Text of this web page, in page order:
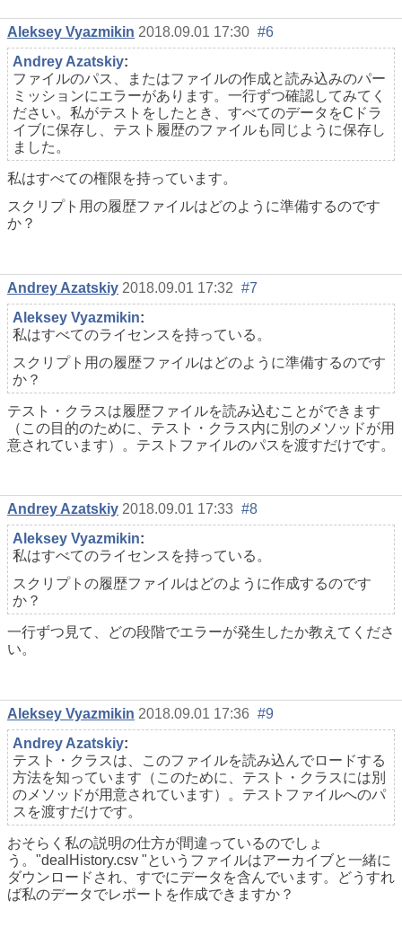
Aleksey Vyazmikin 2018.09.01 17:30 #6
Andrey Azatskiy:
ファイルのパス、またはファイルの作成と読み込みのパー
ミッションにエラーがあります。一行ずつ確認してみてく
ださい。私がテストをしたとき、すべてのデータをCドラ
イブに保存し、テスト履歴のファイルも同じように保存し
ました。
私はすべての権限を持っています。
スクリプト用の履歴ファイルはどのように準備するのです
か？
Andrey Azatskiy 2018.09.01 17:32 #7
Aleksey Vyazmikin:
私はすべてのライセンスを持っている。
スクリプト用の履歴ファイルはどのように準備するのです
か？
テスト・クラスは履歴ファイルを読み込むことができます
（この目的のために、テスト・クラス内に別のメソッドが用
意されています）。テストファイルのパスを渡すだけです。
Andrey Azatskiy 2018.09.01 17:33 #8
Aleksey Vyazmikin:
私はすべてのライセンスを持っている。
スクリプトの履歴ファイルはどのように作成するのです
か？
一行ずつ見て、どの段階でエラーが発生したか教えてくださ
い。
Aleksey Vyazmikin 2018.09.01 17:36 #9
Andrey Azatskiy:
テスト・クラスは、このファイルを読み込んでロードする
方法を知っています（このために、テスト・クラスには別
のメソッドが用意されています）。テストファイルへのパ
スを渡すだけです。
おそらく私の説明の仕方が間違っているのでしょ
う。"dealHistory.csv "というファイルはアーカイブと一緒に
ダウンロードされ、すでにデータを含んでいます。どうすれ
ば私のデータでレポートを作成できますか？